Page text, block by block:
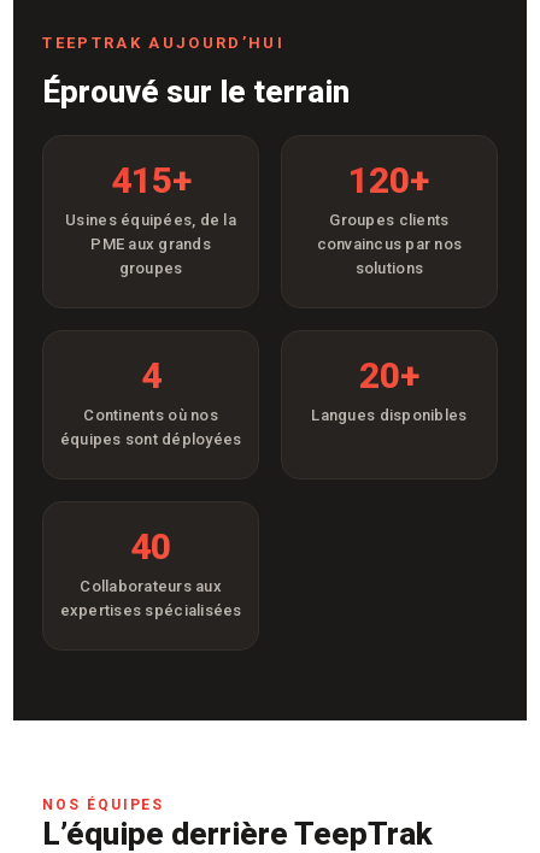
TEEPTRAK AUJOURD’HUI
Éprouvé sur le terrain
415+
Usines équipées, de la
PME aux grands
groupes
120+
Groupes clients
convaincus par nos
solutions
4
Continents où nos
équipes sont déployées
20+
Langues disponibles
40
Collaborateurs aux
expertises spécialisées
NOS ÉQUIPES
L’équipe derrière TeepTrak